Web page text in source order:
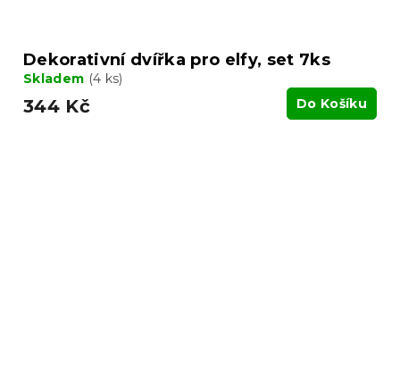
Dekorativní dvířka pro elfy, set 7ks
Skladem (4 ks)
344 Kč Do Košíku